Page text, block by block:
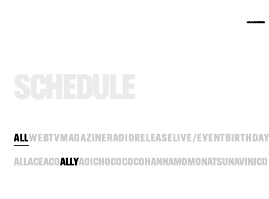
ALLACEACOALLYAOI CHOCOCOCO HANNAMOMO NATSU NAVI NICO
ALLWEBTVMAGAZINERADIORELEASELIVE/EVENTBIRTHDAY